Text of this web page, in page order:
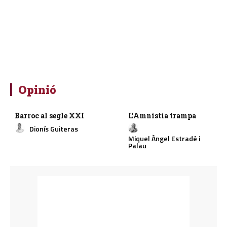
Opinió
Barroc al segle XXI
Dionís Guiteras
L’Amnistia trampa
Miquel Àngel Estradé i
Palau